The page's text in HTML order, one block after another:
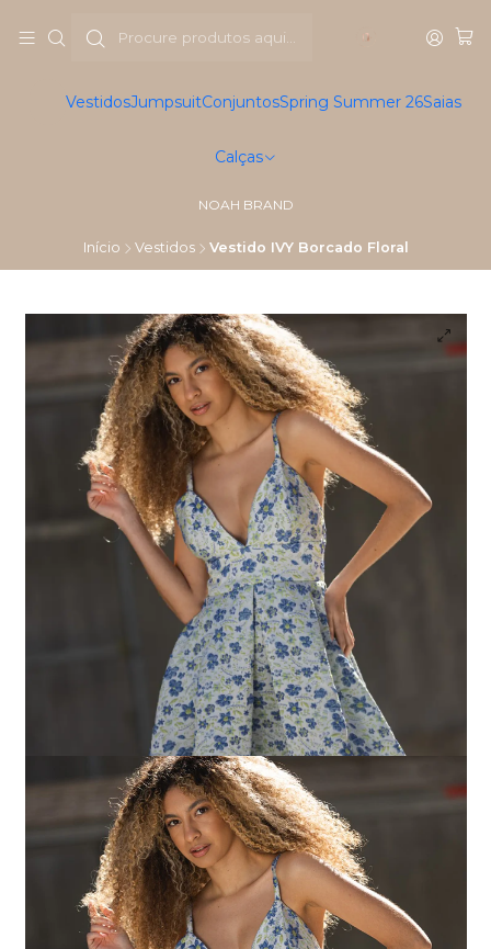
VestidosJumpsuitConjuntosSpring Summer 26Saias
Calças
NOAH BRAND
Início Vestidos Vestido IVY Borcado Floral